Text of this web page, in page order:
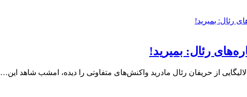
رئال: بمیرید!
از حریفان رئال مادرید واکنش‌های متفاوتی را دیده، امشب شاهد این…